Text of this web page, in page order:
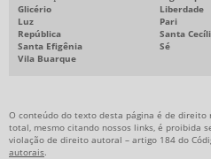
Glicério
Liberdade
Luz
Pari
República
Santa
Santa Efigênia
Sé
Vila Buarque
O conteúdo do texto desta página é de direito
total, mesmo citando nossos links, é proibida
violação de direito autoral – artigo 184 do
autorais.